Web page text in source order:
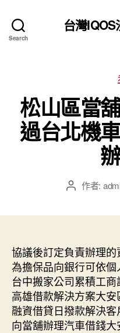
Search
台灣
松山區當
過台北機
文 作者:
協議後訂定負責辦理
為擔保品向銀行可依
台中搬家公司累積工
高雄借款解決方案大
融資借貸日撥款解決
向當舖辦理汽車借錢